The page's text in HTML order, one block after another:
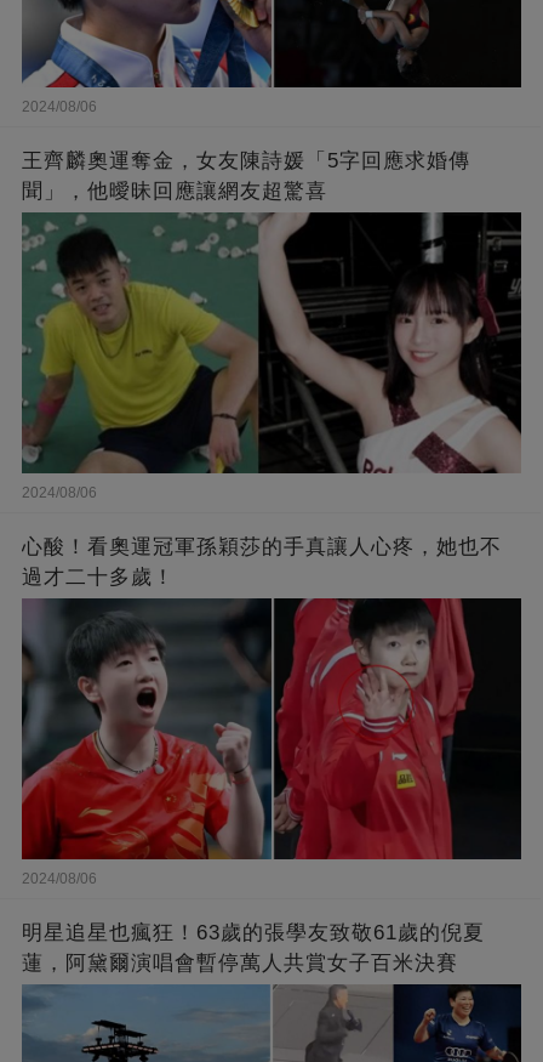
2024/08/06
王齊麟奧運奪金，女友陳詩媛「5字回應求婚傳
聞」，他曖昧回應讓網友超驚喜
2024/08/06
心酸！看奧運冠軍孫穎莎的手真讓人心疼，她也不
過才二十多歲！
2024/08/06
明星追星也瘋狂！63歲的張學友致敬61歲的倪夏
蓮，阿黛爾演唱會暫停萬人共賞女子百米決賽